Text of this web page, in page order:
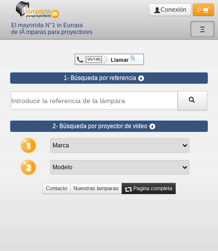
Ξ
El mayorista N°1 in Europa
de lÃ mparas para proyectores
Conexión 0
1- Búsqueda por referencia
2- Búsqueda por proyector de video
Contacto Nuestras lamparas Pagina completa